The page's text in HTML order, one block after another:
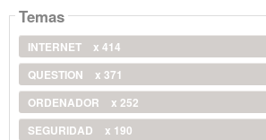
Temas
INTERNET
x 414
QUESTION
x 371
ORDENADOR
x 252
SEGURIDAD
x 190